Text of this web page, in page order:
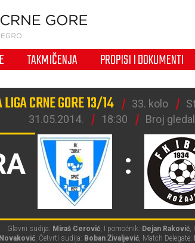
TAKMIČENJA PROPISI I DOKUMENTI
LIGA CRNE GORE 13/14 33. kolo
31.05.2014.
18:30 Broj
:
Glavni sudija: Miraš Cerović, I pomoćnik: Dejan Raković,
Novaković, Četvrti sudija: Boban Živaljević, Match Delegate: